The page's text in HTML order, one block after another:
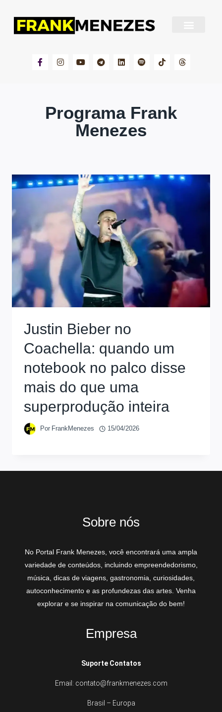
Programa Frank
Menezes
Justin Bieber no
Coachella: quando um
notebook no palco disse
mais do que uma
superprodução inteira
Por FrankMenezes 15/04/2026
Sobre nós
No Portal Frank Menezes, você encontrará uma ampla
variedade de conteúdos, incluindo empreendedorismo,
música, dicas de viagens, gastronomia, curiosidades,
autoconhecimento e as profundezas das artes. Venha
explorar e se inspirar na comunicação do bem!
Empresa
Suporte Contatos
Email: contato@frankmenezes.com
Brasil – Europa